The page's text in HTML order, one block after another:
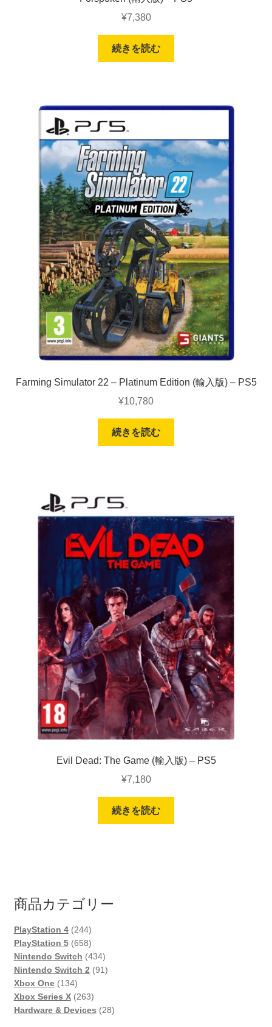
¥7,380
続きを読む
Farming Simulator 22 – Platinum Edition (輸入版) – PS5
¥10,780
続きを読む
Evil Dead: The Game (輸入版) – PS5
¥7,180
続きを読む
商品カテゴリー
PlayStation 4 244244
個
の
商
PlayStation 5 658658
個
の
品
Nintendo Switch 434434
個
品
Nintendo Switch 2 9191
商
Xbox One 134134
個
の
Xbox Series X 263263
個
Hardware & Devices 2828